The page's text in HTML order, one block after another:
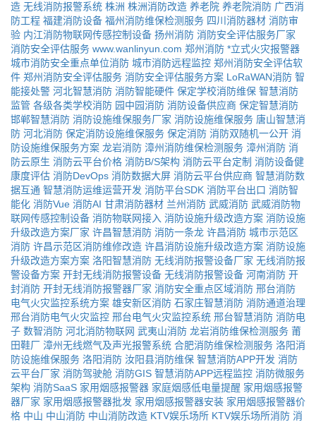
造 无线消防报警系统 株洲 株洲消防改造 养老院 养老院消防 广西消
防工程 福建消防设备 福州消防维保检测服务 四川消防器材 消防审
验 内江消防物联网传感控制设备 扬州消防 消防安全评估服务厂家
消防安全评估服务 www.wanlinyun.com 郑州消防 *立式火灾报警器
城市消防安全重点单位消防 城市消防远程监控 郑州消防安全评估软
件 郑州消防安全评估服务 消防安全评估服务方案 LoRaWAN消防 智
能接处警 河北智慧消防 消防智能硬件 保定学校消防维保 智慧消防
监管 各级各类学校消防 园中园消防 消防设备供应商 保定智慧消防
邯郸智慧消防 消防设施维保服务厂家 消防设施维保服务 唐山智慧消
防 河北消防 保定消防设施维保服务 保定消防 消防双随机一公开 消
防设施维保服务方案 龙岩消防 漳州消防维保检测服务 漳州消防 消
防云原生 消防云平台价格 消防B/S架构 消防云平台定制 消防设备健
康度评估 消防DevOps 消防数据大屏 消防云平台供应商 智慧消防数
据互通 智慧消防运维运营开发 消防平台SDK 消防平台出口 消防智
能化 消防Vue 消防AI 甘肃消防器材 兰州消防 武威消防 武威消防物
联网传感控制设备 消防物联网接入 消防设施升级改造方案 消防设施
升级改造方案厂家 许昌智慧消防 消防一条龙 许昌消防 城市示范区
消防 许昌示范区消防维修改造 许昌消防设施升级改造方案 消防设施
升级改造方案方案 洛阳智慧消防 无线消防报警设备厂家 无线消防报
警设备方案 开封无线消防报警设备 无线消防报警设备 河南消防 开
封消防 开封无线消防报警器厂家 消防安全重点区域消防 邢台消防
电气火灾监控系统方案 雄安新区消防 石家庄智慧消防 消防通道治理
邢台消防电气火灾监控 邢台电气火灾监控系统 邢台智慧消防 消防电
子 数智消防 河北消防物联网 武夷山消防 龙岩消防维保检测服务 莆
田鞋厂 漳州无线燃气及声光报警系统 合肥消防维保检测服务 洛阳消
防设施维保服务 洛阳消防 汝阳县消防维保 智慧消防APP开发 消防
云平台厂家 消防驾驶舱 消防GIS 智慧消防APP远程监控 消防微服务
架构 消防SaaS 家用烟感报警器 家庭烟感低电量提醒 家用烟感报警
器厂家 家用烟感报警器批发 家用烟感报警器安装 家用烟感报警器价
格 中山 中山消防 中山消防改造 KTV娱乐场所 KTV娱乐场所消防 消